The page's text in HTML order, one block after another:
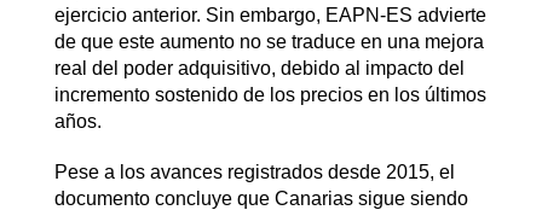
ejercicio anterior. Sin embargo, EAPN-ES advierte
de que este aumento no se traduce en una mejora
real del poder adquisitivo, debido al impacto del
incremento sostenido de los precios en los últimos
años.
Pese a los avances registrados desde 2015, el
documento concluye que Canarias sigue siendo